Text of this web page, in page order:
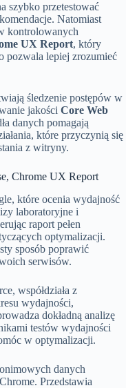
szybko przetestować
Natomiast
kontrolowanych
UX Report, który
pozwala lepiej zrozumieć
śledzenie postępów w
jakości Core Web
danych pomagają
które przyczynią się
z witryny.
Chrome UX Report
które ocenia wydajność
laboratoryjne i
raport pełen
optymalizacji.
sposób poprawić
serwisów.
współdziała z
wydajności,
dokładną analizę
testów wydajności
w optymalizacji.
danych
Przedstawia